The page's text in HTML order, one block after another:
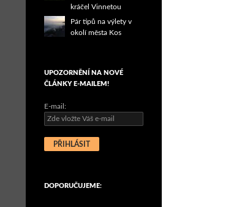
kráčel Vinnetou
Pár tipů na výlety v
okolí města Kos
UPOZORNĚNÍ NA NOVÉ
ČLÁNKY E-MAILEM!
E-mail:
DOPORUČUJEME: